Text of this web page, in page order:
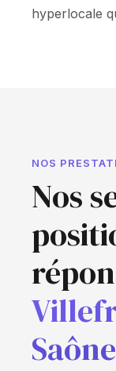
hyperlocale
NOS
Nos
Saône